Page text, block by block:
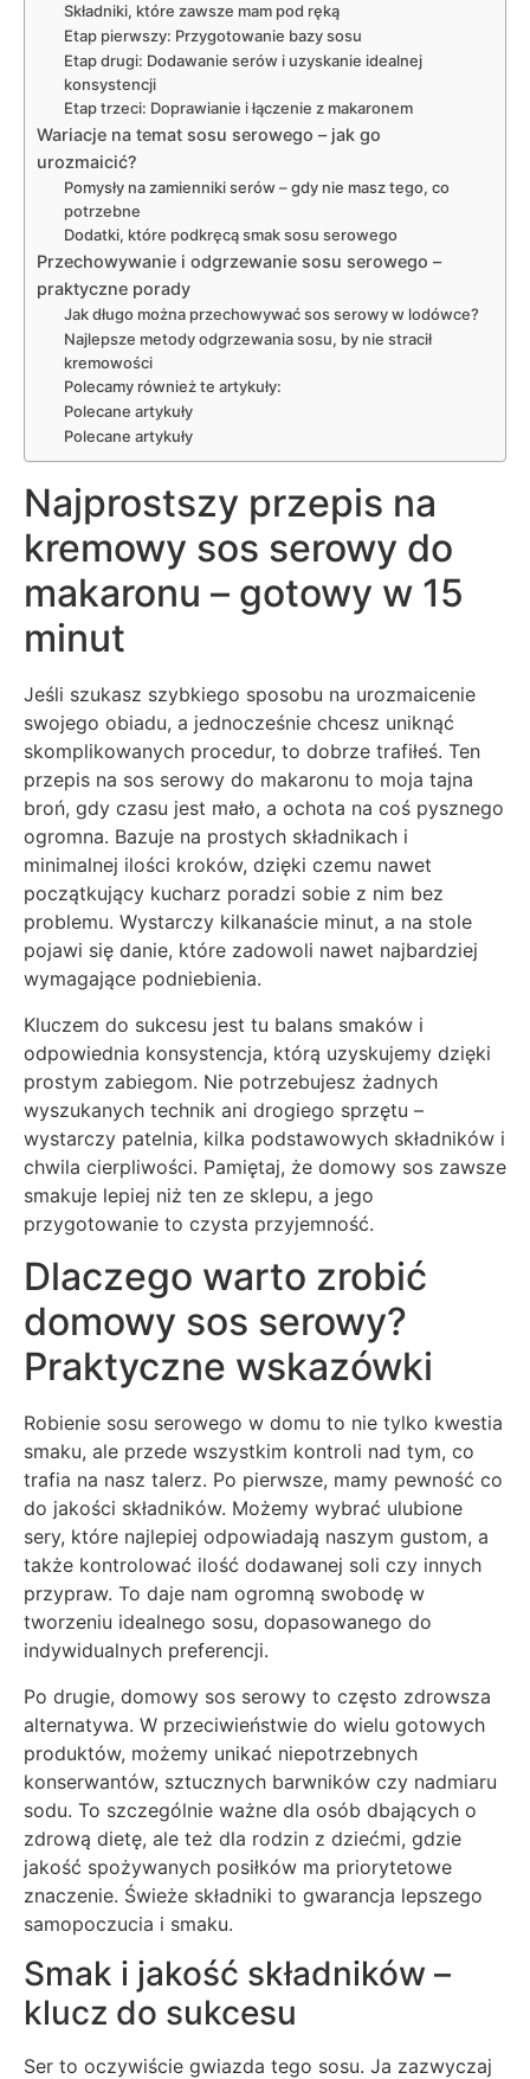
Składniki, które zawsze mam pod ręką
Etap pierwszy: Przygotowanie bazy sosu
Etap drugi: Dodawanie serów i uzyskanie idealnej
konsystencji
Etap trzeci: Doprawianie i łączenie z makaronem
Wariacje na temat sosu serowego – jak go
urozmaicić?
Pomysły na zamienniki serów – gdy nie masz tego, co
potrzebne
Dodatki, które podkręcą smak sosu serowego
Przechowywanie i odgrzewanie sosu serowego –
praktyczne porady
Jak długo można przechowywać sos serowy w lodówce?
Najlepsze metody odgrzewania sosu, by nie stracił
kremowości
Polecamy również te artykuły:
Polecane artykuły
Polecane artykuły
Najprostszy przepis na
kremowy sos serowy do
makaronu – gotowy w 15
minut
Jeśli szukasz szybkiego sposobu na urozmaicenie
swojego obiadu, a jednocześnie chcesz uniknąć
skomplikowanych procedur, to dobrze trafiłeś. Ten
przepis na sos serowy do makaronu to moja tajna
broń, gdy czasu jest mało, a ochota na coś pysznego
ogromna. Bazuje na prostych składnikach i
minimalnej ilości kroków, dzięki czemu nawet
początkujący kucharz poradzi sobie z nim bez
problemu. Wystarczy kilkanaście minut, a na stole
pojawi się danie, które zadowoli nawet najbardziej
wymagające podniebienia.
Kluczem do sukcesu jest tu balans smaków i
odpowiednia konsystencja, którą uzyskujemy dzięki
prostym zabiegom. Nie potrzebujesz żadnych
wyszukanych technik ani drogiego sprzętu –
wystarczy patelnia, kilka podstawowych składników i
chwila cierpliwości. Pamiętaj, że domowy sos zawsze
smakuje lepiej niż ten ze sklepu, a jego
przygotowanie to czysta przyjemność.
Dlaczego warto zrobić
domowy sos serowy?
Praktyczne wskazówki
Robienie sosu serowego w domu to nie tylko kwestia
smaku, ale przede wszystkim kontroli nad tym, co
trafia na nasz talerz. Po pierwsze, mamy pewność co
do jakości składników. Możemy wybrać ulubione
sery, które najlepiej odpowiadają naszym gustom, a
także kontrolować ilość dodawanej soli czy innych
przypraw. To daje nam ogromną swobodę w
tworzeniu idealnego sosu, dopasowanego do
indywidualnych preferencji.
Po drugie, domowy sos serowy to często zdrowsza
alternatywa. W przeciwieństwie do wielu gotowych
produktów, możemy unikać niepotrzebnych
konserwantów, sztucznych barwników czy nadmiaru
sodu. To szczególnie ważne dla osób dbających o
zdrową dietę, ale też dla rodzin z dziećmi, gdzie
jakość spożywanych posiłków ma priorytetowe
znaczenie. Świeże składniki to gwarancja lepszego
samopoczucia i smaku.
Smak i jakość składników –
klucz do sukcesu
Ser to oczywiście gwiazda tego sosu. Ja zazwyczaj